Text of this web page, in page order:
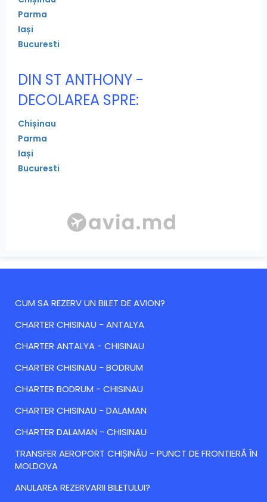
Parma
Iași
Bucuresti
DIN ST ANTHONY -
DECOLAREA SPRE:
Chișinau
Parma
Iași
Bucuresti
CUM SA REZERV UN BILET DE AVION?
CHARTER CHISINAU - ANTALYA
CHARTER ANTALYA - CHISINAU
CHARTER CHISINAU - BODRUM
CHARTER BODRUM - CHISINAU
CHARTER CHISINAU - DALAMAN
CHARTER DALAMAN - CHISINAU
TRANSFER AEROPORT CHIȘINĂU - PUNCT DE FRONTIERĂ ÎN
MOLDOVA
ANULAREA REZERVARII BILETULUI?